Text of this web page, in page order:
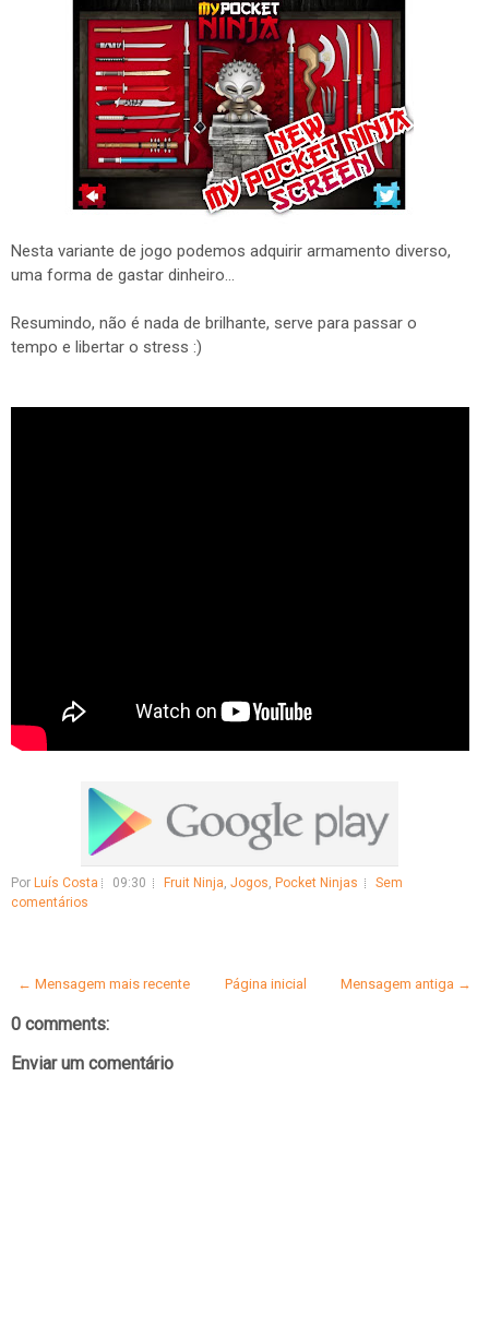
Nesta variante de jogo podemos adquirir armamento diverso,
uma forma de gastar dinheiro...
Resumindo, não é nada de brilhante, serve para passar o
tempo e libertar o stress :)
Por Luís Costa 09:30 Fruit Ninja, Jogos, Pocket Ninjas
Sem
comentários
← Mensagem mais recente Mensagem antiga →
Página inicial
0 comments:
Enviar um comentário